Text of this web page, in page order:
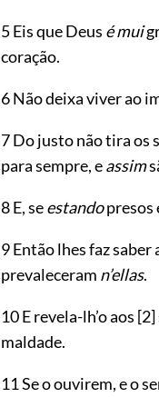
5 Eis que Deus é mui
coração.
6 Não deixa viver ao
7 Do justo não tira os
para sempre, eassim
8 E, seestandopresos
9 Então lhes faz saber
prevaleceram n’ellas.
10 E revela-lh’o aos [2]
maldade.
11 Se o ouvirem, e o